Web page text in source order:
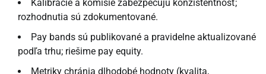
Kalibrácie a komisie zabezpečujú konzistentnosť;
rozhodnutia sú zdokumentované.
Pay bands sú publikované a pravidelne aktualizované
podľa trhu; riešime pay equity.
Metriky chránia dlhodobé hodnoty (kvalita,